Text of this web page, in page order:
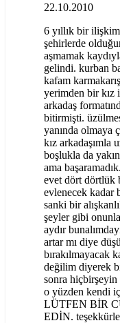
22.10.2010
6 yıllık bir
şehirlerde
aşmamak
gelindi. kurban
kafam
yerimden bir kız
arkadaş
bitirmişti.
yanında olmaya
kız arkadaşımla
boşlukla da
ama
evet dört dörtlük
evlenecek kadar
sanki bir
şeyler gibi
aydır
artar mı diye
bırakılmayacak
değilim diyerek
sonra hiçbirşeyin
o yüzden kendi
LÜTFEN BİR
EDİN.